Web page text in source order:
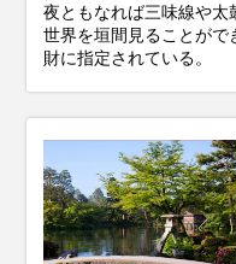
夜ともなれば三味線や太
世界を垣間見ることがで
財に指定されている。